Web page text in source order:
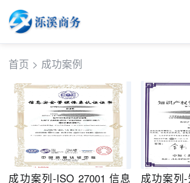
首页 > 成功案例
成功案列-ISO 27001 信息
成功案列